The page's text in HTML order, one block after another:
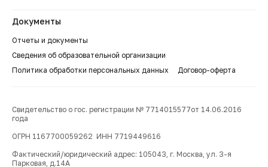
Документы
Отчеты и документы
Сведения об образовательной организации
Политика обработки персональных данных
Договор-оферта
Свидетельство о гос. регистрации № 7714015577от 14.06.2016
года
ОГРН 1167700059262 ИНН 7719449616
Фактический/юридический адрес: 105043, г. Москва, ул. 3-я
Парковая, д.14А